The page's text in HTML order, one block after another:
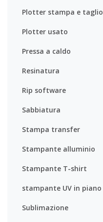
Plotter stampa e taglio
Plotter usato
Pressa a caldo
Resinatura
Rip software
Sabbiatura
Stampa transfer
Stampante alluminio
Stampante T-shirt
stampante UV in piano
Sublimazione